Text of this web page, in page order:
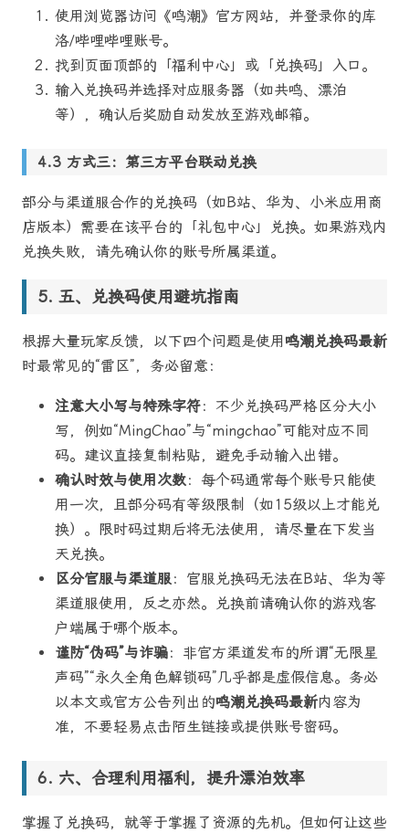
使用浏览器访问《鸣潮》官方网站，并登录你的库
洛/哔哩哔哩账号。
找到页面顶部的「福利中心」或「兑换码」入口。
输入兑换码并选择对应服务器（如共鸣、漂泊
等），确认后奖励自动发放至游戏邮箱。
方式三：第三方平台联动兑换
部分与渠道服合作的兑换码（如B站、华为、小米应用商
店版本）需要在该平台的「礼包中心」兑换。如果游戏内
兑换失败，请先确认你的账号所属渠道。
五、兑换码使用避坑指南
根据大量玩家反馈，以下四个问题是使用 鸣潮兑换码最新
时最常见的“雷区”，务必留意：
注意大小写与特殊字符：不少兑换码严格区分大小
写，例如“MingChao”与“mingchao”可能对应不同
码。建议直接复制粘贴，避免手动输入出错。
确认时效与使用次数：每个码通常每个账号只能使
用一次，且部分码有等级限制（如15级以上才能兑
换）。限时码过期后将无法使用，请尽量在下发当
天兑换。
区分官服与渠道服：官服兑换码无法在B站、华为等
渠道服使用，反之亦然。兑换前请确认你的游戏客
户端属于哪个版本。
谨防“伪码”与诈骗：非官方渠道发布的所谓“无限星
声码”“永久全角色解锁码”几乎都是虚假信息。务必
以本文或官方公告列出的鸣潮兑换码最新内容为
准，不要轻易点击陌生链接或提供账号密码。
六、合理利用福利，提升漂泊效率
掌握了兑换码，就等于掌握了资源的先机。但如何让这些